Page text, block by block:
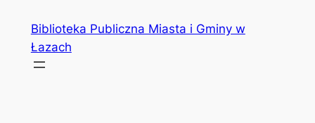
treści
Biblioteka Publiczna Miasta i Gminy w
Łazach